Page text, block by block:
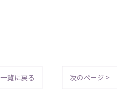
一覧に戻る 次のページ >